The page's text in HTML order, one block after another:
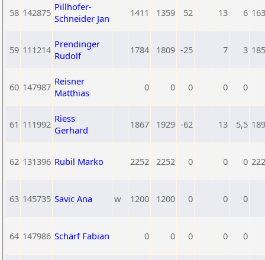
58 142875 Pillhofer-
Schneider Jan
1411 1359 52 13 6
59 111214 Prendinger
Rudolf
1784 1809 -25 7 3
60 147987 Reisner
Matthias
0 0 0 0 0
61 111992 Riess
Gerhard
1867 1929 -62 13 5,5
62 131396 Rubil Marko 2252 2252 0 0 0
63 145735 Savic Ana w 1200 1200 0 0 0
64 147986 Schärf Fabian 0 0 0 0 0